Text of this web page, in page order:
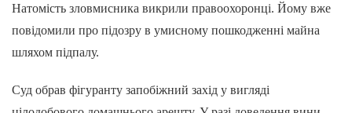
Натомість зловмисника викрили правоохоронці. Йому вже
повідомили про підозру в умисному пошкодженні майна
шляхом підпалу.
Суд обрав фігуранту запобіжний захід у вигляді